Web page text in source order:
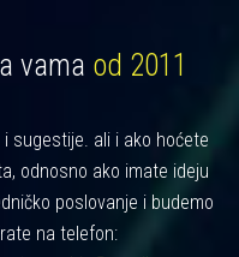
vama od 2011
sugestije. ali i ako hoćete
odnosno ako imate ideju
poslovanje i budemo
na telefon: